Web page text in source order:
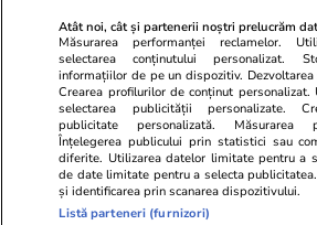
Wowbiz.ro
Durere fără margini după
moartea Raisei, fetița de 9 ani
Atât noi, cât și partenerii noștri prelucrăm
Măsurarea performanței reclamelor.
selectarea conținutului personalizat.
informațiilor de pe un dispozitiv.
Crearea profilurilor de conținut
selectarea publicității personalizate.
publicitate personalizată. Măsurarea
Înțelegerea publicului prin statistici sau
diferite. Utilizarea datelor limitate pentru a
de date limitate pentru a selecta
și identificarea prin scanarea dispozitivului.
Listă parteneri (furnizori)